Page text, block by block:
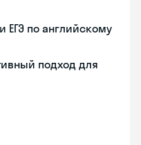
ЕГЭ по английскому
подход для